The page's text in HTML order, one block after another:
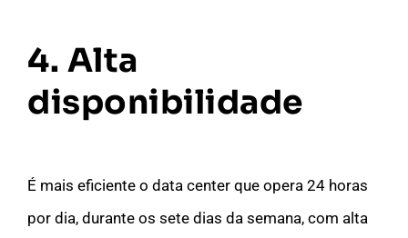
4. Alta
disponibilidade
É mais eficiente o data center que opera 24 horas
por dia, durante os sete dias da semana, com alta